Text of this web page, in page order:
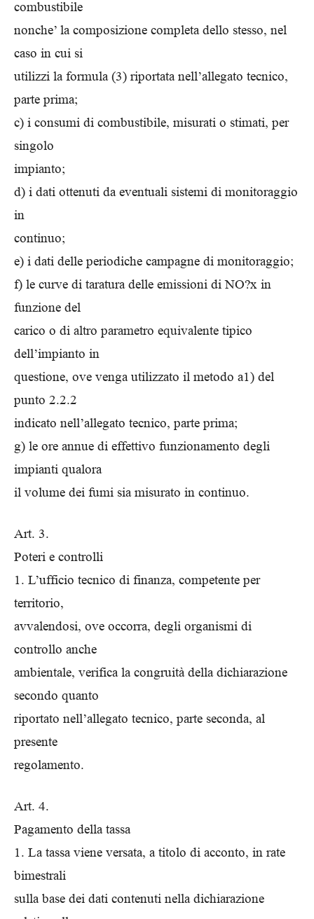
combustibile
nonche’ la composizione completa dello stesso, nel
caso in cui si
utilizzi la formula (3) riportata nell’allegato tecnico,
parte prima;
c) i consumi di combustibile, misurati o stimati, per
singolo
impianto;
d) i dati ottenuti da eventuali sistemi di monitoraggio
in
continuo;
e) i dati delle periodiche campagne di monitoraggio;
f) le curve di taratura delle emissioni di NO?x in
funzione del
carico o di altro parametro equivalente tipico
dell’impianto in
questione, ove venga utilizzato il metodo a1) del
punto 2.2.2
indicato nell’allegato tecnico, parte prima;
g) le ore annue di effettivo funzionamento degli
impianti qualora
il volume dei fumi sia misurato in continuo.
Art. 3.
Poteri e controlli
1. L’ufficio tecnico di finanza, competente per
territorio,
avvalendosi, ove occorra, degli organismi di
controllo anche
ambientale, verifica la congruità della dichiarazione
secondo quanto
riportato nell’allegato tecnico, parte seconda, al
presente
regolamento.
Art. 4.
Pagamento della tassa
1. La tassa viene versata, a titolo di acconto, in rate
bimestrali
sulla base dei dati contenuti nella dichiarazione